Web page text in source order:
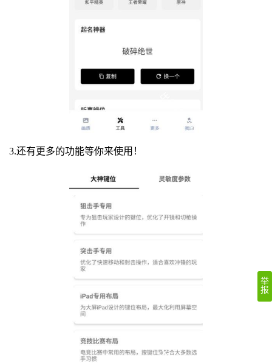
3.还有更多的功能等你来使用！
举
报